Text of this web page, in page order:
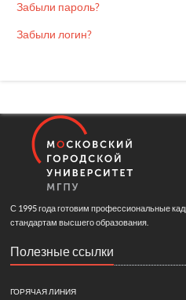
Забыли пароль?
Забыли логин?
С 1995 года готовим профессиональные
стандартам высшего образования.
Полезные ссылки
ГОРЯЧАЯ ЛИНИЯ